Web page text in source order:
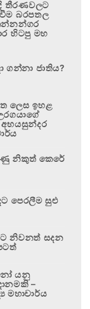
තීරණවලට
බරපතල
හිටපු මහ
ගන්නා ජාතිය?
ලෙස ඉහළ
අභයසුන්දර
නිකුත් කෙරේ
පෙරලීම සුළු
නිවනත් සදන
යනු
–
මහාචාර්ය